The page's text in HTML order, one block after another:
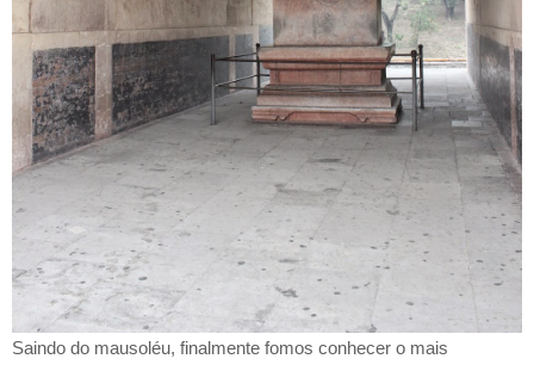
Saindo do mausoléu, finalmente fomos conhecer o mais